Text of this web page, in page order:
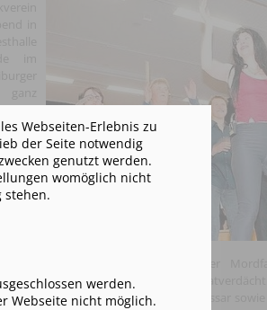
in
im
zum
ein
Konzertes stand ein plötzlicher
des Kommissars mit zahlreichen
mehrere 'Schüsse', die dem Kommissar sowie
Webseiten-Erlebnis zu
der Seite notwendig
genutzt werden.
womöglich nicht
stehen.
werden.
Webseite nicht möglich.